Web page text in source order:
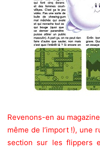
Revenons-en au
même de l’import !), une
section sur les flippers